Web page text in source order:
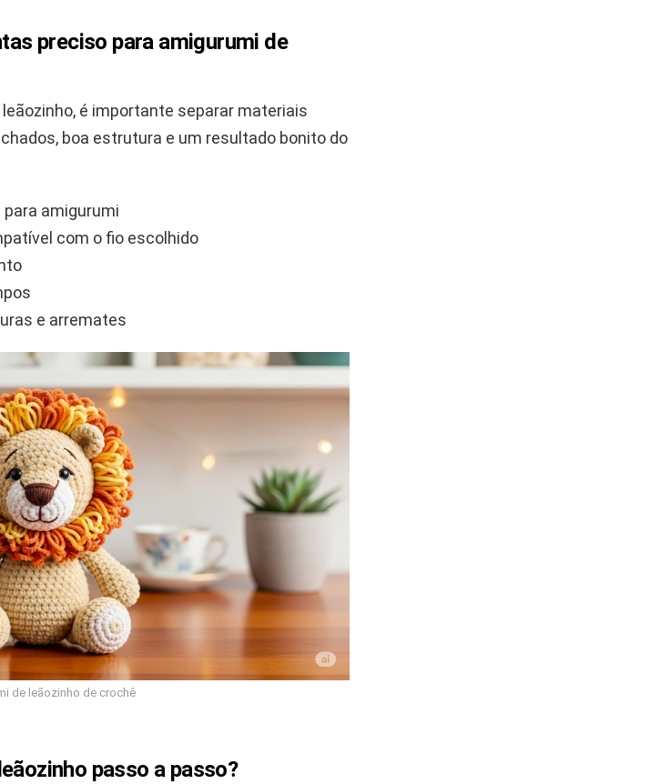
preciso para amigurumi de
é importante separar materiais
boa estrutura e um resultado bonito do
para amigurumi
com o fio escolhido
e arremates
de leãozinho de crochê
passo a passo?